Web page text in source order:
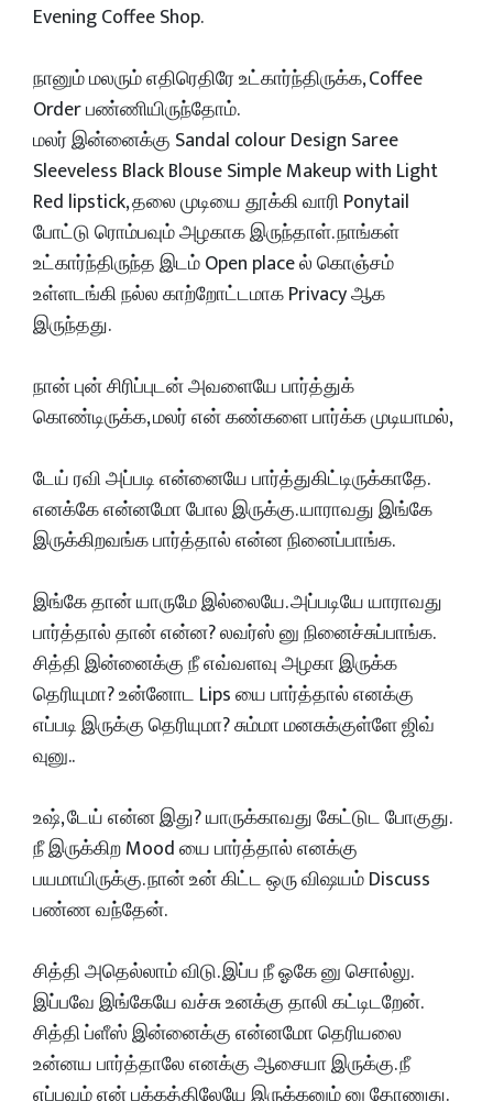
Evening Coffee Shop.
நானும் மலரும் எதிரெதிரே உட்கார்ந்திருக்க, Coffee
Order பண்ணியிருந்தோம்.
மலர் இன்னைக்கு Sandal colour Design Saree
Sleeveless Black Blouse Simple Makeup with Light
Red lipstick, தலை முடியை தூக்கி வாரி Ponytail
போட்டு ரொம்பவும் அழகாக இருந்தாள். நாங்கள்
உட்கார்ந்திருந்த இடம் Open place ல் கொஞ்சம்
உள்ளடங்கி நல்ல காற்றோட்டமாக Privacy ஆக
இருந்தது.
நான் புன் சிரிப்புடன் அவளையே பார்த்துக்
கொண்டிருக்க, மலர் என் கண்களை பார்க்க முடியாமல்,
டேய் ரவி அப்படி என்னையே பார்த்துகிட்டிருக்காதே.
எனக்கே என்னமோ போல இருக்கு. யாராவது இங்கே
இருக்கிறவங்க பார்த்தால் என்ன நினைப்பாங்க.
இங்கே தான் யாருமே இல்லையே. அப்படியே யாராவது
பார்த்தால் தான் என்ன? லவர்ஸ் னு நினைச்சுப்பாங்க.
சித்தி இன்னைக்கு நீ எவ்வளவு அழகா இருக்க
தெரியுமா? உன்னோட Lips யை பார்த்தால் எனக்கு
எப்படி இருக்கு தெரியுமா? சும்மா மனசுக்குள்ளே ஜிவ்
வுனு..
உஷ், டேய் என்ன இது? யாருக்காவது கேட்டுட போகுது.
நீ இருக்கிற Mood யை பார்த்தால் எனக்கு
பயமாயிருக்கு. நான் உன் கிட்ட ஒரு விஷயம் Discuss
பண்ண வந்தேன்.
சித்தி அதெல்லாம் விடு. இப்ப நீ ஓகே னு சொல்லு.
இப்பவே இங்கேயே வச்சு உனக்கு தாலி கட்டிடறேன்.
சித்தி ப்ளீஸ் இன்னைக்கு என்னமோ தெரியலை
உன்னய பார்த்தாலே எனக்கு ஆசையா இருக்கு. நீ